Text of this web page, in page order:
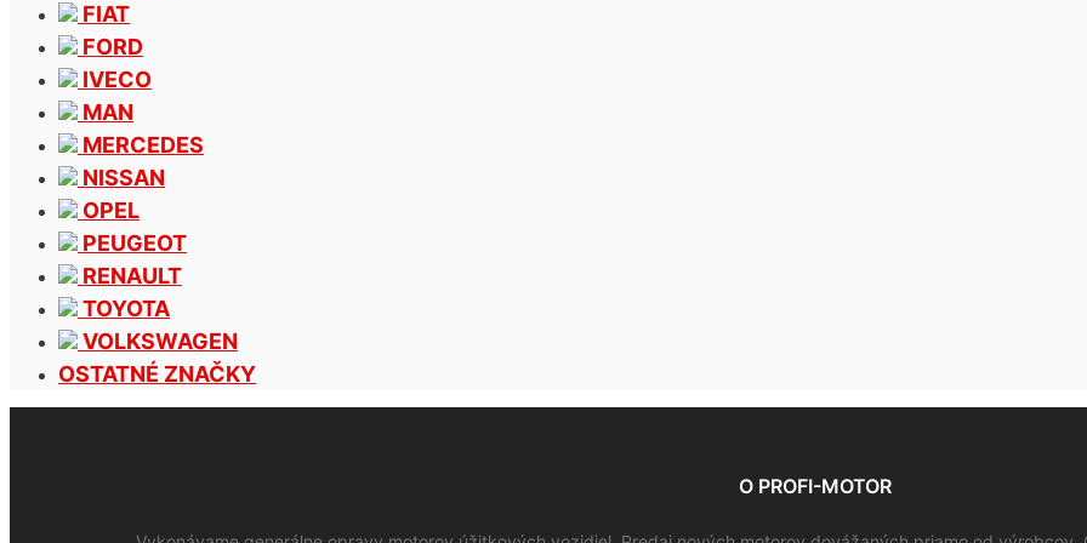
FIAT
FORD
IVECO
MAN
MERCEDES
NISSAN
OPEL
PEUGEOT
RENAULT
TOYOTA
VOLKSWAGEN
OSTATNÉ ZNAČKY
O PROFI-MOTOR